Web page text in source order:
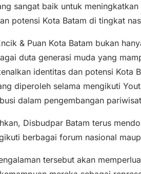
sangat baik untuk
potensi Kota Batam di tingkat
& Puan Kota Batam bukan
duta generasi muda yang
identitas dan potensi Kota
diperoleh selama mengikuti
dalam pengembangan
Disbudpar Batam terus
berbagai forum nasional
tersebut akan